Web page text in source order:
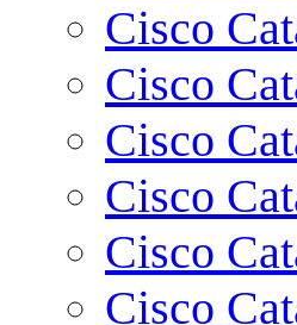
Cisco
Cisco
Cisco
Cisco
Cisco
Cisco